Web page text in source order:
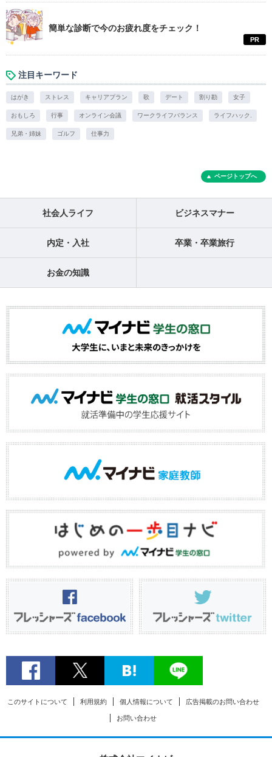
簡単な診断で今のお疲れ度をチェック！
PR
注目キーワード
はがき ストレス キャリアプラン 歌 デート 割り勘 女子
おもしろ 行事 オンライン会議 ワークライフバランス ライフハック.
兄弟・姉妹 ゴルフ 仕事力
ページトップへ
社会人ライフ ビジネスマナー
内定・入社 卒業・卒業旅行
お金の知識
このサイトについて 利用規約 個人情報について 広告掲載のお問い合わせ
お問い合わせ